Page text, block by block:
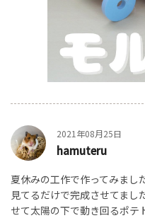
2021年08月25日
hamuteru
夏休みの工作で作ってみまし
見てるだけで完成させてま
せて太陽の下で動き回るポテ